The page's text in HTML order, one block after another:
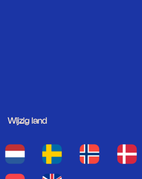
Wijzig land